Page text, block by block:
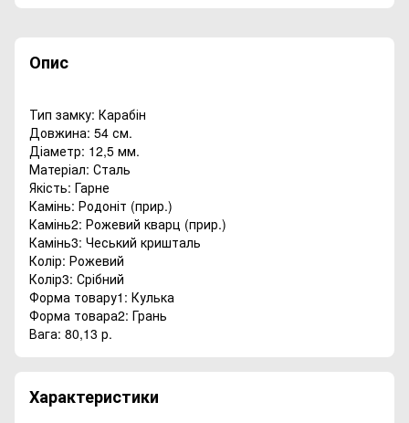
Опис
Тип замку: Карабін
Довжина: 54 см.
Діаметр: 12,5 мм.
Матеріал: Сталь
Якість: Гарне
Камінь: Родоніт (прир.)
Камінь2: Рожевий кварц (прир.)
Камінь3: Чеський кришталь
Колір: Рожевий
Колір3: Срібний
Форма товару1: Кулька
Форма товара2: Грань
Вага: 80,13 р.
Характеристики